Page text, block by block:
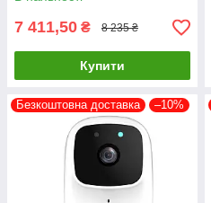
7 411,50 ₴ 8 235 ₴
Купити
Безкоштовна доставка –10%